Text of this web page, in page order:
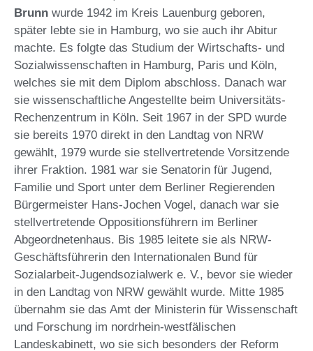
Brunn wurde 1942 im Kreis Lauenburg geboren,
später lebte sie in Hamburg, wo sie auch ihr Abitur
machte. Es folgte das Studium der Wirtschafts- und
Sozialwissenschaften in Hamburg, Paris und Köln,
welches sie mit dem Diplom abschloss. Danach war
sie wissenschaftliche Angestellte beim Universitäts-
Rechenzentrum in Köln. Seit 1967 in der SPD wurde
sie bereits 1970 direkt in den Landtag von NRW
gewählt, 1979 wurde sie stellvertretende Vorsitzende
ihrer Fraktion. 1981 war sie Senatorin für Jugend,
Familie und Sport unter dem Berliner Regierenden
Bürgermeister Hans-Jochen Vogel, danach war sie
stellvertretende Oppositionsführern im Berliner
Abgeordnetenhaus. Bis 1985 leitete sie als NRW-
Geschäftsführerin den Internationalen Bund für
Sozialarbeit-Jugendsozialwerk e. V., bevor sie wieder
in den Landtag von NRW gewählt wurde. Mitte 1985
übernahm sie das Amt der Ministerin für Wissenschaft
und Forschung im nordrhein-westfälischen
Landeskabinett, wo sie sich besonders der Reform